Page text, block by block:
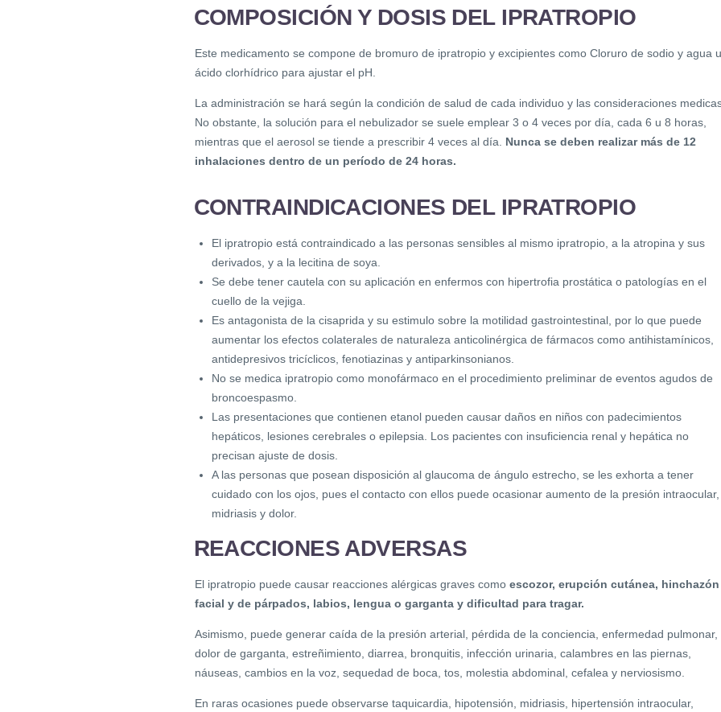
COMPOSICIÓN Y DOSIS DEL IPRATROPIO
Este medicamento se compone de bromuro de ipratropio y excipientes como Cloruro de sodio y agua u
ácido clorhídrico para ajustar el pH.
La administración se hará según la condición de salud de cada individuo y las consideraciones
No obstante, la solución para el nebulizador se suele emplear 3 o 4 veces por día, cada 6 u 8 horas,
mientras que el aerosol se tiende a prescribir 4 veces al día. Nunca se deben realizar más de 12
inhalaciones dentro de un período de 24 horas.
CONTRAINDICACIONES DEL IPRATROPIO
El ipratropio está contraindicado a las personas sensibles al mismo ipratropio, a la atropina y sus
derivados, y a la lecitina de soya.
Se debe tener cautela con su aplicación en enfermos con hipertrofia prostática o patologías en el
cuello de la vejiga.
Es antagonista de la cisaprida y su estimulo sobre la motilidad gastrointestinal, por lo que puede
aumentar los efectos colaterales de naturaleza anticolinérgica de fármacos como antihistamínicos,
antidepresivos tricíclicos, fenotiazinas y antiparkinsonianos.
No se medica ipratropio como monofármaco en el procedimiento preliminar de eventos agudos de
broncoespasmo.
Las presentaciones que contienen etanol pueden causar daños en niños con padecimientos
hepáticos, lesiones cerebrales o epilepsia. Los pacientes con insuficiencia renal y hepática no
precisan ajuste de dosis.
A las personas que posean disposición al glaucoma de ángulo estrecho, se les exhorta a tener
cuidado con los ojos, pues el contacto con ellos puede ocasionar aumento de la presión intraocular,
midriasis y dolor.
REACCIONES ADVERSAS
El ipratropio puede causar reacciones alérgicas graves como escozor, erupción cutánea, hinchazón
facial y de párpados, labios, lengua o garganta y dificultad para tragar.
Asimismo, puede generar caída de la presión arterial, pérdida de la conciencia, enfermedad pulmonar,
dolor de garganta, estreñimiento, diarrea, bronquitis, infección urinaria, calambres en las piernas,
náuseas, cambios en la voz, sequedad de boca, tos, molestia abdominal, cefalea y nerviosismo.
En raras ocasiones puede observarse taquicardia, hipotensión, midriasis, hipertensión intraocular,